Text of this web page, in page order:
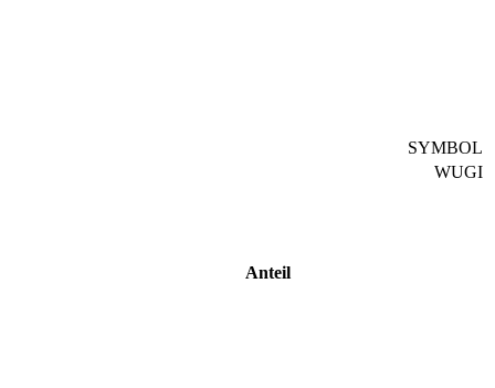
SYMBOL
WUGI
Anteil